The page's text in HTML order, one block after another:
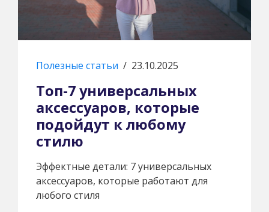
Полезные статьи / 23.10.2025
Топ-7 универсальных
аксессуаров, которые
подойдут к любому
стилю
Эффектные детали: 7 универсальных
аксессуаров, которые работают для
любого стиля